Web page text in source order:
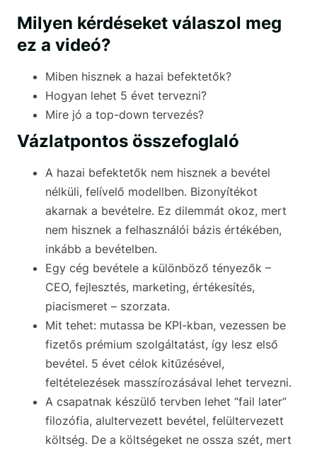
Milyen kérdéseket válaszol meg
ez a videó?
Miben hisznek a hazai befektetők?
Hogyan lehet 5 évet tervezni?
Mire jó a top-down tervezés?
Vázlatpontos összefoglaló
A hazai befektetők nem hisznek a bevétel
nélküli, felívelő modellben. Bizonyítékot
akarnak a bevételre. Ez dilemmát okoz, mert
nem hisznek a felhasználói bázis értékében,
inkább a bevételben.
Egy cég bevétele a különböző tényezők –
CEO, fejlesztés, marketing, értékesítés,
piacismeret – szorzata.
Mit tehet: mutassa be KPI-kban, vezessen be
fizetős prémium szolgáltatást, így lesz első
bevétel. 5 évet célok kitűzésével,
feltételezések masszírozásával lehet tervezni.
A csapatnak készülő tervben lehet “fail later”
filozófia, alultervezett bevétel, felültervezett
költség. De a költségeket ne ossza szét, mert